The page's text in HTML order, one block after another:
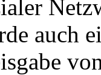
auch